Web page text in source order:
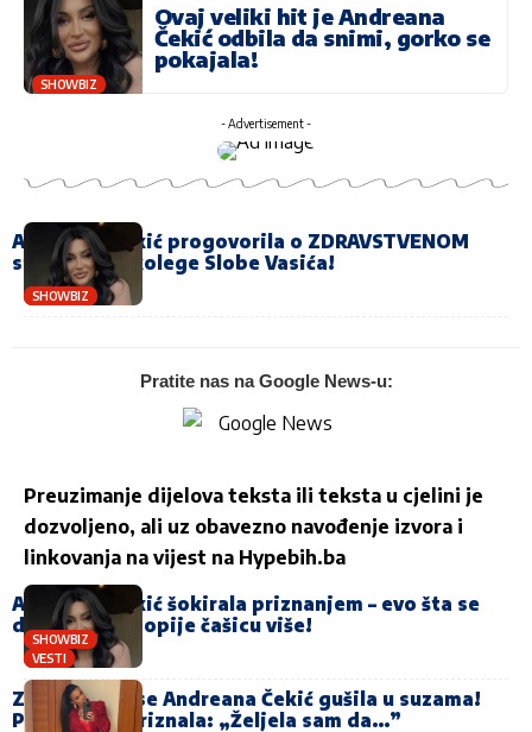
Ovaj veliki hit je Andreana
Čekić odbila da snimi, gorko se
pokajala!
SHOWBIZ
- Advertisement -
SHOWBIZ
Andreana Čekić progovorila o ZDRAVSTVENOM
stanju svog kolege Slobe Vasića!
Pratite nas na Google News-u:
Preuzimanje dijelova teksta ili teksta u cjelini je
dozvoljeno, ali uz obavezno navođenje izvora i
linkovanja na vijest na Hypebih.ba
SHOWBIZ
VESTI
Andreana Čekić šokirala priznanjem – evo šta se
dogodi kad popije čašicu više!
Zbog ovoga se Andreana Čekić gušila u suzama!
Pred svima priznala: „Željela sam da…”